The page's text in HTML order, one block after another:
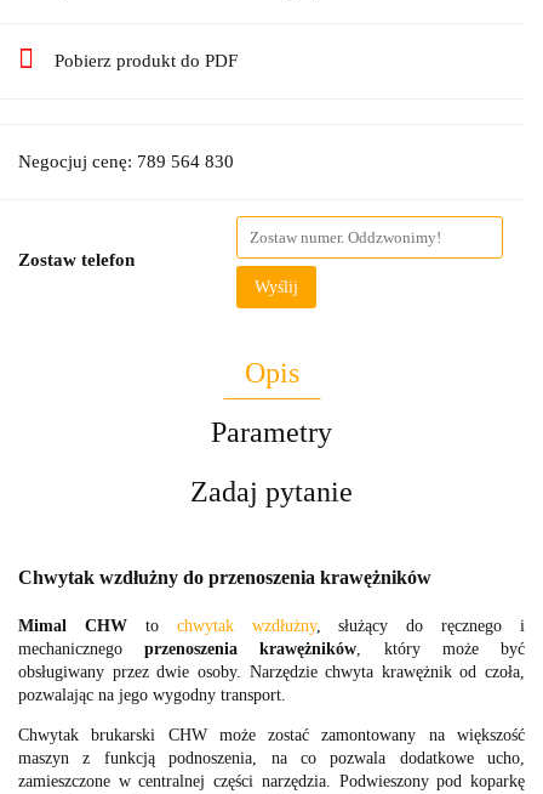
Pobierz produkt do PDF
Negocjuj cenę: 789 564 830
Zostaw telefon
Wyślij
Opis
Parametry
Zadaj pytanie
Chwytak wzdłużny do przenoszenia krawężników
Mimal CHWto chwytak wzdłużny, służący do ręcznego i
mechanicznegoprzenoszenia krawężników, który może być
obsługiwany przez dwie osoby. Narzędzie chwyta krawężnik od czoła,
pozwalając na jego wygodny transport.
Chwytak brukarski CHW może zostać zamontowany na większość
maszyn z funkcją podnoszenia, na co pozwala dodatkowe ucho,
zamieszczone w centralnej części narzędzia. Podwieszony pod koparkę